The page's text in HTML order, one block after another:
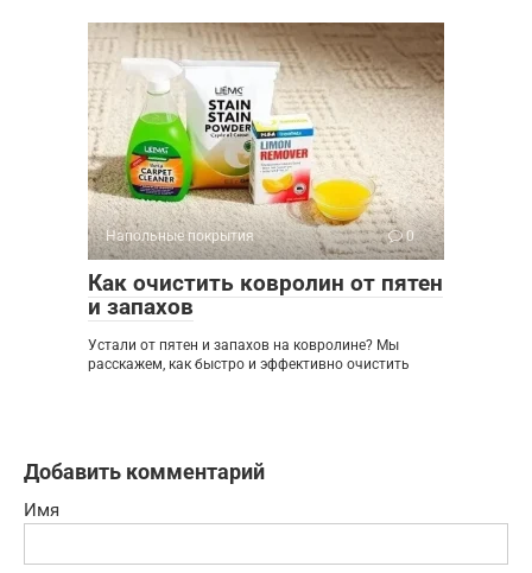
Напольные покрытия 0
Как очистить ковролин от пятен
и запахов
Устали от пятен и запахов на ковролине? Мы
расскажем, как быстро и эффективно очистить
Добавить комментарий
Имя